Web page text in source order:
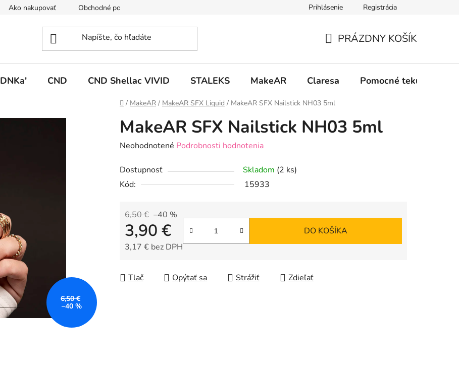
Ako nakupovať Obchodné podmienky Formulár na odstúpenie od zmluvy
Prihlásenie Registrácia
KOŠÍK
PRÁZDNY KOŠÍK
DNKa' CND CND Shellac VIVID STALEKS MakeAR Claresa Pomocné tekutiny
Domov
/ MakeAR / MakeAR SFX Liquid / MakeAR SFX Nailstick NH03 5ml
MakeAR SFX Nailstick NH03 5ml
Priemerné
produktu
je
hviezdičiek.
Neohodnotené Podrobnosti hodnotenia
Dostupnosť Skladom (2 ks)
Kód:
15933
6,50 € –40 %
3,90 €
3,17 € bez DPH
DO KOŠÍKA
Tlač Opýtať sa Strážiť Zdieľať
6,50 €
–40 %